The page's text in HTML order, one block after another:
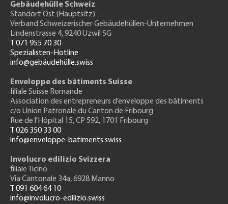
Gebäudehülle Schweiz
Standort Ost (Hauptsitz)
Verband Schweizerischer Gebäudehüllen-Unternehmen
Lindenstrasse 4, 9240 Uzwil SG
T 071 955 70 30
Spezialisten-Hotline
info@gebäudehülle.swiss
Enveloppe des bâtiments Suisse
filiale Suisse Romande
Association des entrepreneurs d’enveloppe des bâtiments
c/o Union Patronale du Canton de Fribourg
Rue de l'Hôpital 15, CP 592, 1701 Fribourg
T 026 350 33 00
info@enveloppe-batiments.swiss
Involucro edilizio Svizzera
filiale Ticino
Via Cantonale 34a, 6928 Manno
T 091 604 64 10
info@involucro-edilizio.swiss